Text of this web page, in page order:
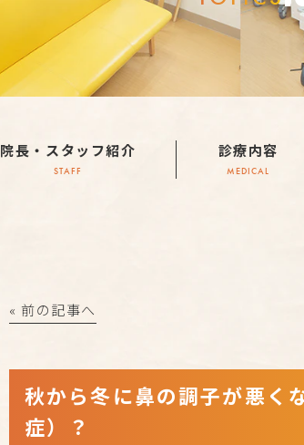
院長・スタッフ紹介
STAFF
診療内容
MEDICAL
« 前の記事へ
秋から冬に鼻の調子が悪く
症）？